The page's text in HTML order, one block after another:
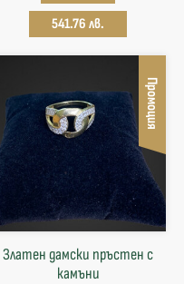
541.76 лв.
Промоция
Златен дамски пръстен с
камъни